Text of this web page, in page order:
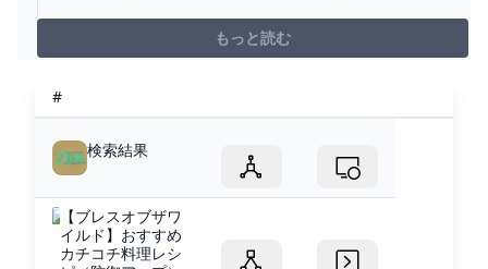
回のクリア目標〉・100%クリア初見さん大歓迎です！以
下注意事項！！チャットに参加される方はお読みくださ
プレイ...
もっと読む
#
検索結果
【ブレスオブザワ
イルド】おすすめ
カチコチ料理レシ